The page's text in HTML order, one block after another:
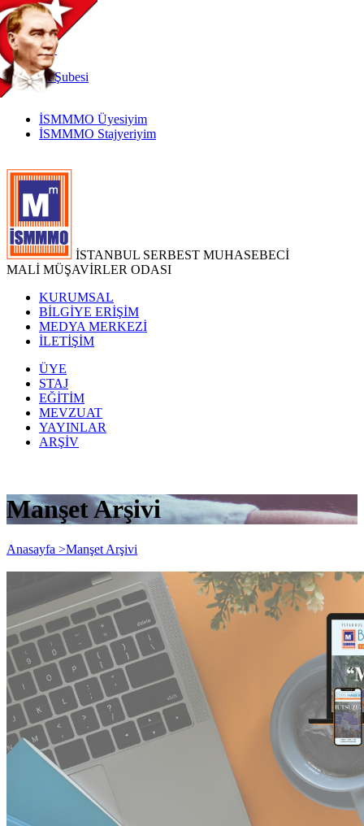
TR
|
EN
İnternetŞubesi
İSMMMO Üyesiyim
İSMMMO Stajyeriyim
İSTANBUL SERBEST MUHASEBECİ
MALİ MÜŞAVİRLER ODASI
KURUMSAL
BİLGİYE ERİŞİM
MEDYA MERKEZİ
İLETİŞİM
ÜYE
STAJ
EĞİTİM
MEVZUAT
YAYINLAR
ARŞİV
Manşet Arşivi
Anasayfa >Manşet Arşivi
Bizden Haberler 365
Yayın Tarihi: 1 Haziran 2024
Detay bilgiler:https://dergilik.ismmmo.org.tr/bizdenhaberler/365/